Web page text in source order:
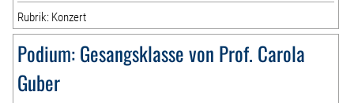
Rubrik: Konzert
Podium: Gesangsklasse von Prof. Carola
Guber